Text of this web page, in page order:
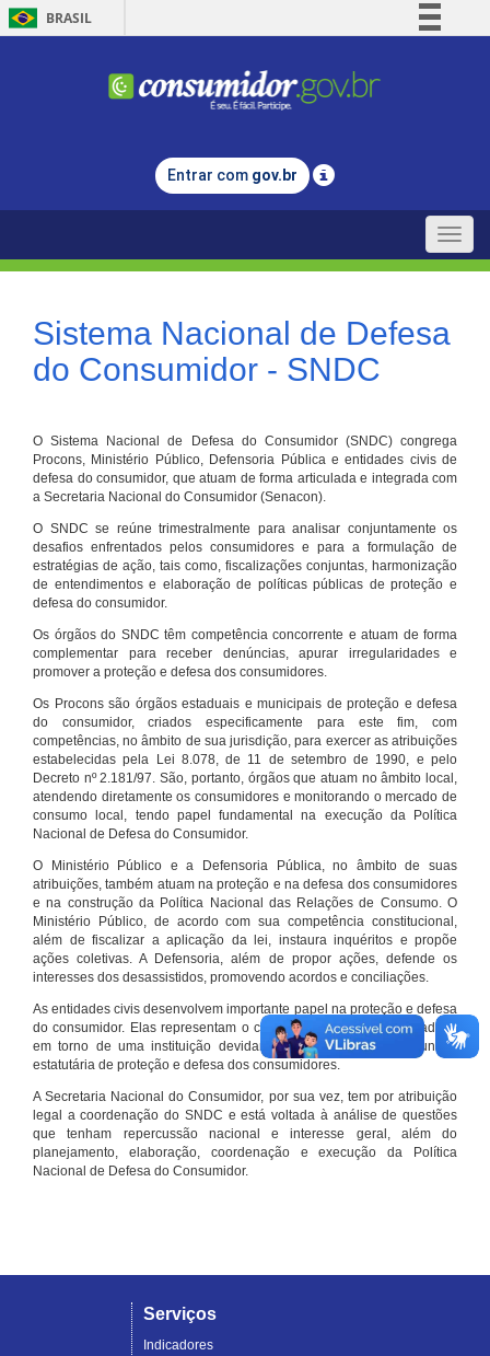
BRASIL
Comunica BR
Legislação
Entrar com gov.br
Toggle
Sistema Nacional de Defesa
do Consumidor - SNDC
O Sistema Nacional de Defesa do Consumidor (SNDC) congrega
Procons, Ministério Público, Defensoria Pública e entidades civis de
defesa do consumidor, que atuam de forma articulada e integrada com
a Secretaria Nacional do Consumidor (Senacon).
O SNDC se reúne trimestralmente para analisar conjuntamente os
desafios enfrentados pelos consumidores e para a formulação de
estratégias de ação, tais como, fiscalizações conjuntas, harmonização
de entendimentos e elaboração de políticas públicas de proteção e
defesa do consumidor.
Os órgãos do SNDC têm competência concorrente e atuam de forma
complementar para receber denúncias, apurar irregularidades e
promover a proteção e defesa dos consumidores.
Os Procons são órgãos estaduais e municipais de proteção e defesa
do consumidor, criados especificamente para este fim, com
competências, no âmbito de sua jurisdição, para exercer as atribuições
estabelecidas pela Lei 8.078, de 11 de setembro de 1990, e pelo
Decreto nº 2.181/97. São, portanto, órgãos que atuam no âmbito local,
atendendo diretamente os consumidores e monitorando o mercado de
consumo local, tendo papel fundamental na execução da Política
Nacional de Defesa do Consumidor.
O Ministério Público e a Defensoria Pública, no âmbito de suas
atribuições, também atuam na proteção e na defesa dos consumidores
e na construção da Política Nacional das Relações de Consumo. O
Ministério Público, de acordo com sua competência constitucional,
além de fiscalizar a aplicação da lei, instaura inquéritos e propõe
ações coletivas. A Defensoria, além de propor ações, defende os
interesses dos desassistidos, promovendo acordos e conciliações.
As entidades civis desenvolvem importante papel na proteção e defesa
do consumidor. Elas representam o conjunto organizado de cidadãos
em torno de uma instituição devidamente registrada e com função
estatutária de proteção e defesa dos consumidores.
A Secretaria Nacional do Consumidor, por sua vez, tem por atribuição
legal a coordenação do SNDC e está voltada à análise de questões
que tenham repercussão nacional e interesse geral, além do
planejamento, elaboração, coordenação e execução da Política
Nacional de Defesa do Consumidor.
Serviços
Indicadores